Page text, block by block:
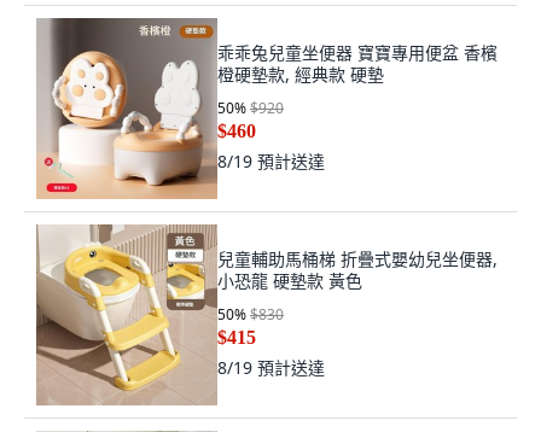
乖乖兔兒童坐便器 寶寶專用便盆 香檳
橙硬墊款, 經典款 硬墊
50%$920
$460
8/19 預計送達
兒童輔助馬桶梯 折疊式嬰幼兒坐便器,
小恐龍 硬墊款 黃色
50%$830
$415
8/19 預計送達